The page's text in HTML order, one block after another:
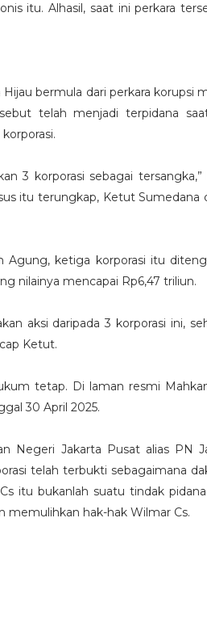
itu. Alhasil, saat ini perkara
bermula dari perkara korupsi
telah menjadi terpidana
3 korporasi sebagai tersangka,”
itu terungkap, Ketut Sumedana
Agung, ketiga korporasi itu
nilainya mencapai Rp6,47 triliun.
aksi daripada 3 korporasi ini,
Ketut.
tetap. Di laman resmi
30 April 2025.
Negeri Jakarta Pusat alias PN
telah terbukti sebagaimana
itu bukanlah suatu tindak
hak-hak Wilmar Cs.